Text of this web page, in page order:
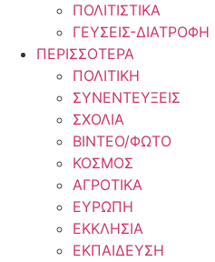
ΠΟΛΙΤΙΣΤΙΚΑ
ΓΕΥΣΕΙΣ-ΔΙΑΤΡΟΦΗ
ΠΕΡΙΣΣΟΤΕΡΑ
ΠΟΛΙΤΙΚΗ
ΣΥΝΕΝΤΕΥΞΕΙΣ
ΣΧΟΛΙΑ
ΒΙΝΤΕΟ/ΦΩΤΟ
ΚΟΣΜΟΣ
ΑΓΡΟΤΙΚΑ
ΕΥΡΩΠΗ
ΕΚΚΛΗΣΙΑ
ΕΚΠΑΙΔΕΥΣΗ